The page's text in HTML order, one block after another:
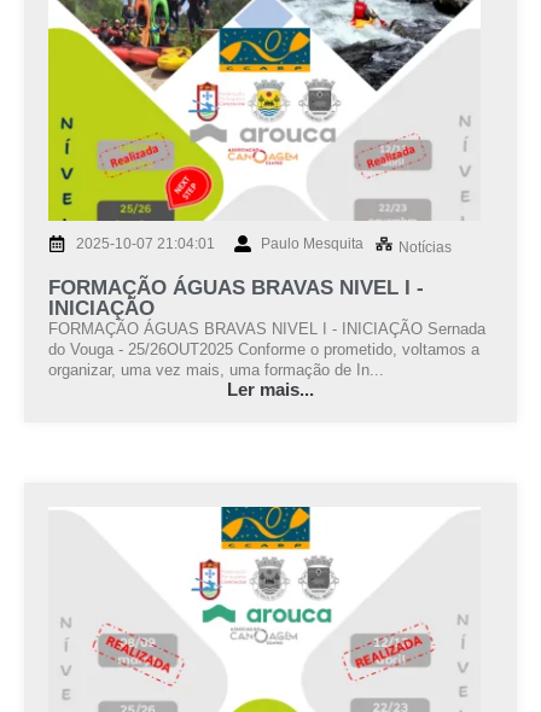
2025-10-07 21:04:01 Paulo Mesquita Notícias
FORMAÇÃO ÁGUAS BRAVAS NIVEL I -
INICIAÇÃO
FORMAÇÃO ÁGUAS BRAVAS NIVEL I - INICIAÇÃO Sernada
do Vouga - 25/26OUT2025 Conforme o prometido, voltamos a
organizar, uma vez mais, uma formação de In...
Ler mais...